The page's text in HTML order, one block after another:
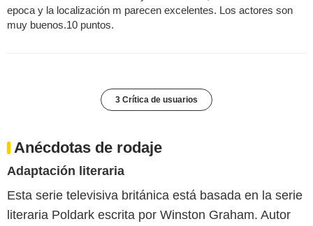
epoca y la localización m parecen excelentes. Los actores son
muy buenos.10 puntos.
3 Crítica de usuarios
Anécdotas de rodaje
Adaptación literaria
Esta serie televisiva británica está basada en la serie
literaria Poldark escrita por Winston Graham. Autor